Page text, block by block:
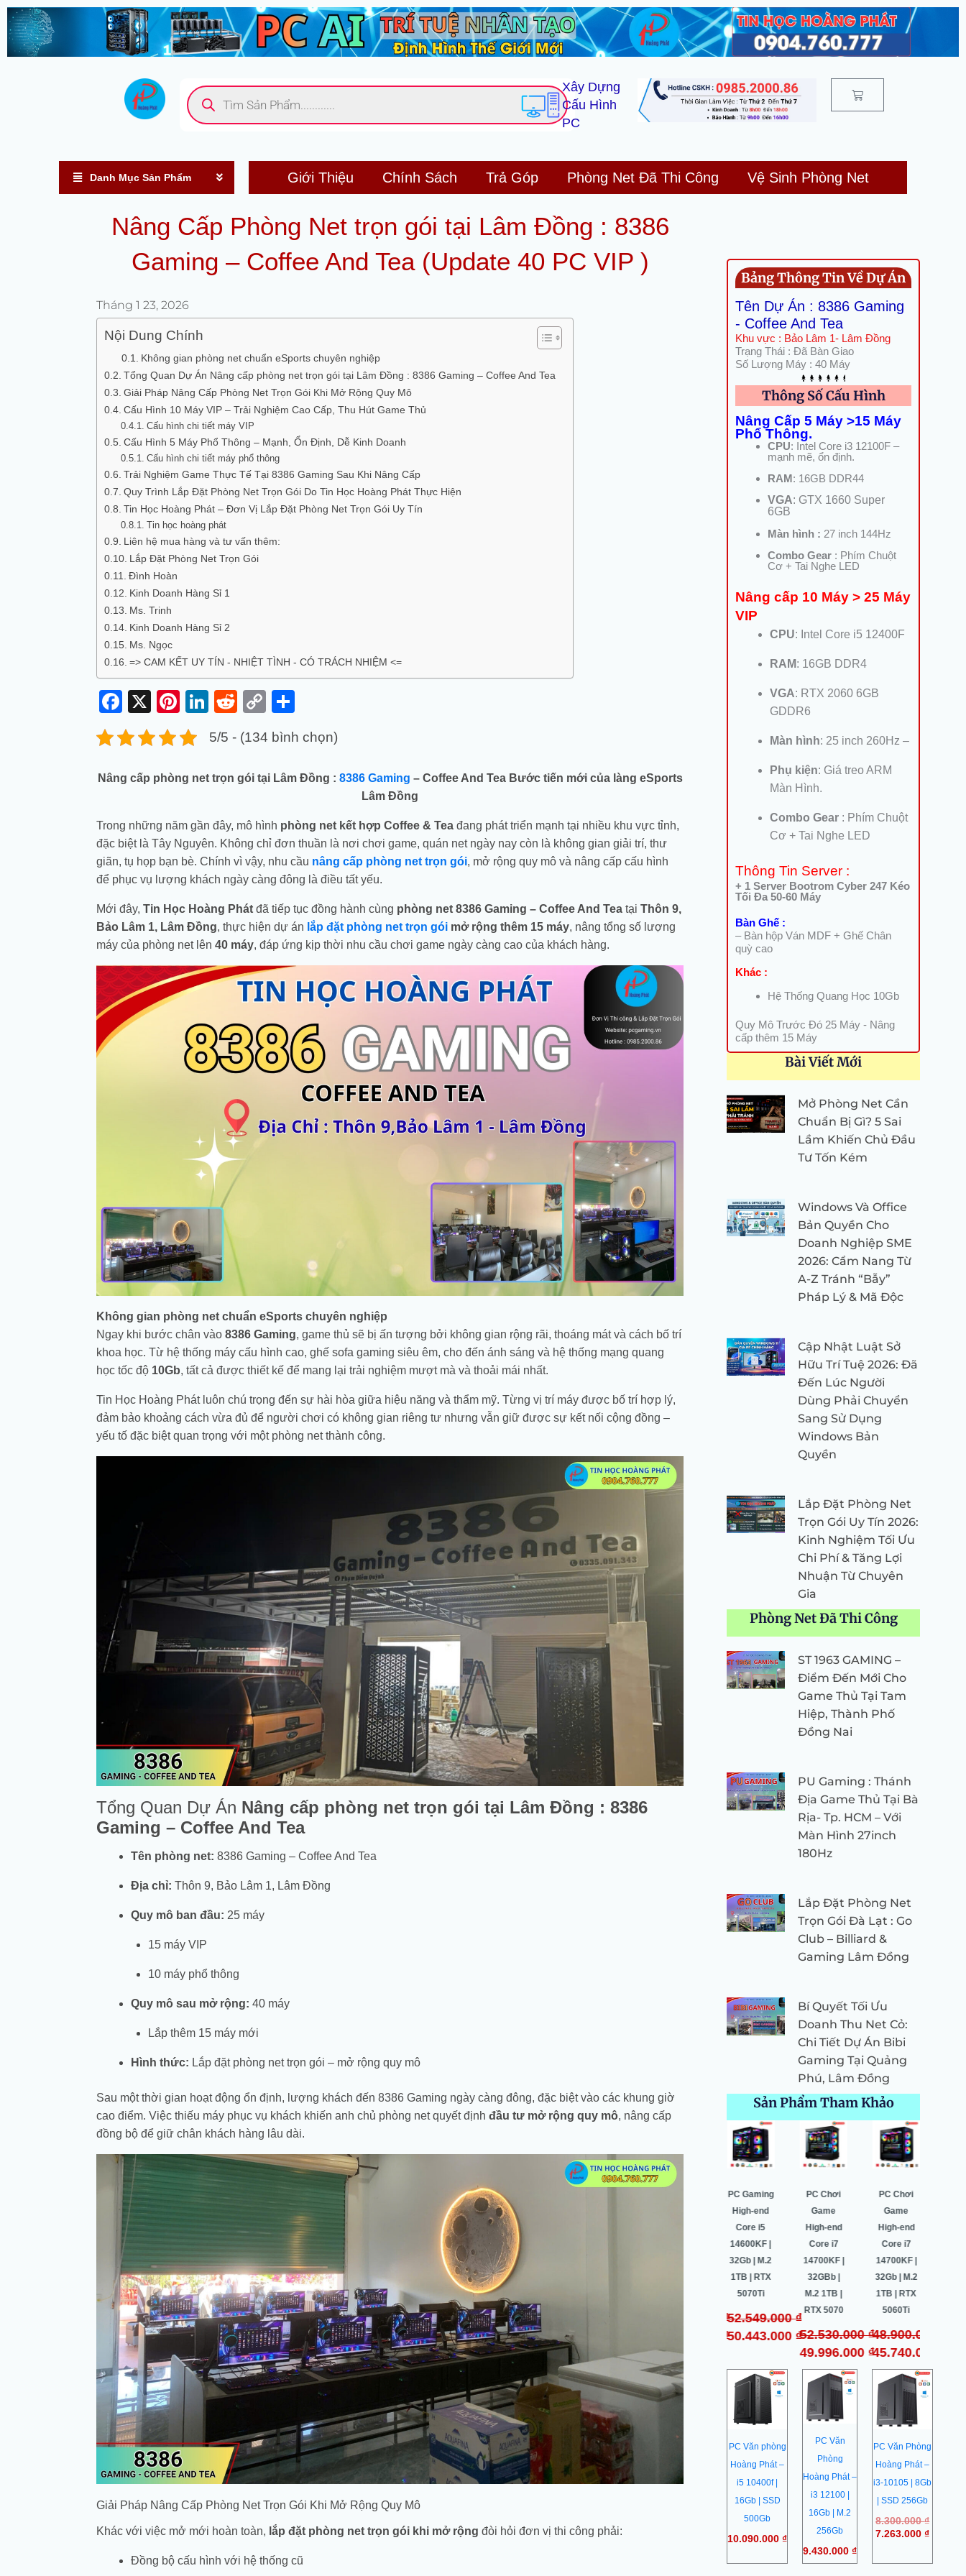
Nhảy
tới
Tìm
kiếm
sản
phẩm
Xây Dựng
Cấu Hình
PC
Cart
Danh Mục Sản Phẩm Giới Thiệu Chính Sách Trả Góp Phòng Net Đã Thi Công Vệ Sinh Phòng Net
Nâng Cấp Phòng Net trọn gói tại Lâm Đồng : 8386
Gaming – Coffee And Tea (Update 40 PC VIP )
Tháng 1 23, 2026
Nội Dung Chính
Không gian phòng net chuẩn eSports chuyên nghiệp
Tổng Quan Dự Án Nâng cấp phòng net trọn gói tại Lâm Đồng : 8386 Gaming – Coffee And Tea
Giải Pháp Nâng Cấp Phòng Net Trọn Gói Khi Mở Rộng Quy Mô
Cấu Hình 10 Máy VIP – Trải Nghiệm Cao Cấp, Thu Hút Game Thủ
Cấu hình chi tiết máy VIP
Cấu Hình 5 Máy Phổ Thông – Mạnh, Ổn Định, Dễ Kinh Doanh
Cấu hình chi tiết máy phổ thông
Trải Nghiệm Game Thực Tế Tại 8386 Gaming Sau Khi Nâng Cấp
Quy Trình Lắp Đặt Phòng Net Trọn Gói Do Tin Học Hoàng Phát Thực Hiện
Tin Học Hoàng Phát – Đơn Vị Lắp Đặt Phòng Net Trọn Gói Uy Tín
Tin học hoàng phát
Liên hệ mua hàng và tư vấn thêm:
Lắp Đặt Phòng Net Trọn Gói
Đình Hoàn
Kinh Doanh Hàng Sỉ 1
Ms. Trinh
Kinh Doanh Hàng Sỉ 2
Ms. Ngọc
=> CAM KẾT UY TÍN - NHIỆT TÌNH - CÓ TRÁCH NHIỆM <=
Facebook
X Pinterest
LinkedIn
RedditCopy
Link
5/5 - (134 bình chọn)
Nâng cấp phòng net trọn gói tại Lâm Đồng : 8386 Gaming – Coffee And Tea Bước tiến mới của làng eSports
Lâm Đồng
Trong những năm gần đây, mô hình phòng net kết hợp Coffee & Tea đang phát triển mạnh tại nhiều khu vực tỉnh,
đặc biệt là Tây Nguyên. Không chỉ đơn thuần là nơi chơi game, quán net ngày nay còn là không gian giải trí, thư
giãn, tụ họp bạn bè. Chính vì vậy, nhu cầu nâng cấp phòng net trọn gói, mở rộng quy mô và nâng cấp cấu hình
để phục vụ lượng khách ngày càng đông là điều tất yếu.
Mới đây,Tin Học Hoàng Phát đã tiếp tục đồng hành cùng phòng net 8386 Gaming – Coffee And Tea tạiThôn 9,
Bảo Lâm 1, Lâm Đồng, thực hiện dự án lắp đặt phòng net trọn gói mở rộng thêm 15 máy, nâng tổng số lượng
máy của phòng net lên40 máy, đáp ứng kịp thời nhu cầu chơi game ngày càng cao của khách hàng.
Không gian phòng net chuẩn eSports chuyên nghiệp
Ngay khi bước chân vào8386 Gaming, game thủ sẽ bị ấn tượng bởi không gian rộng rãi, thoáng mát và cách bố trí
khoa học. Từ hệ thống máy cấu hình cao, ghế sofa gaming siêu êm, cho đến ánh sáng và hệ thống mạng quang
học tốc độ 10Gb, tất cả được thiết kế để mang lại trải nghiệm mượt mà và thoải mái nhất.
Tin Học Hoàng Phát luôn chú trọng đến sự hài hòa giữa hiệu năng và thẩm mỹ. Từng vị trí máy được bố trí hợp lý,
đảm bảo khoảng cách vừa đủ để người chơi có không gian riêng tư nhưng vẫn giữ được sự kết nối cộng đồng –
yếu tố đặc biệt quan trọng với một phòng net thành công.
Tổng Quan Dự Án Nâng cấp phòng net trọn gói tại Lâm Đồng : 8386
Gaming – Coffee And Tea
Tên phòng net: 8386 Gaming – Coffee And Tea
Địa chỉ: Thôn 9, Bảo Lâm 1, Lâm Đồng
Quy mô ban đầu: 25 máy
15 máy VIP
10 máy phổ thông
Quy mô sau mở rộng: 40 máy
Lắp thêm 15 máy mới
Hình thức: Lắp đặt phòng net trọn gói – mở rộng quy mô
Sau một thời gian hoạt động ổn định, lượng khách đến 8386 Gaming ngày càng đông, đặc biệt vào các khung giờ
cao điểm. Việc thiếu máy phục vụ khách khiến anh chủ phòng net quyết địnhđầu tư mở rộng quy mô, nâng cấp
đồng bộ để giữ chân khách hàng lâu dài.
Giải Pháp Nâng Cấp Phòng Net Trọn Gói Khi Mở Rộng Quy Mô
Khác với việc mở mới hoàn toàn, lắp đặt phòng net trọn gói khi mở rộng đòi hỏi đơn vị thi công phải:
Đồng bộ cấu hình với hệ thống cũ
Bảng Thông Tin Về Dự Án
Tên Dự Án : 8386 Gaming
- Coffee And Tea
Khu vực : Bảo Lâm 1- Lâm Đồng
Trạng Thái : Đã Bàn Giao
Số Lượng Máy : 40 Máy
Thông Số Cấu Hình
Nâng Cấp 5 Máy >15 Máy
Phổ Thông.
CPU: Intel Core i3 12100F –
mạnh mẽ, ổn định.
RAM: 16GB DDR44
VGA: GTX 1660 Super
6GB
Màn hình :27 inch 144Hz
Combo Gear : Phím Chuột
Cơ + Tai Nghe LED
Nâng cấp 10 Máy > 25 Máy
VIP
CPU: Intel Core i5 12400F
RAM: 16GB DDR4
VGA: RTX 2060 6GB
GDDR6
Màn hình: 25 inch 260Hz –
Phụ kiện: Giá treo ARM
Màn Hình.
Combo Gear : Phím Chuột
Cơ + Tai Nghe LED
Thông Tin Server :
+ 1 Server Bootrom Cyber 247 Kéo
Tối Đa 50-60 Máy
Bàn Ghế :
– Bàn hộp Ván MDF + Ghế Chân
quỳ cao
Khác :
Hệ Thống Quang Học 10Gb
Quy Mô Trước Đó 25 Máy - Nâng
cấp thêm 15 Máy
Bài Viết Mới
Mở Phòng Net Cần
Chuẩn Bị Gì? 5 Sai
Lầm Khiến Chủ Đầu
Tư Tốn Kém
Windows Và Office
Bản Quyền Cho
Doanh Nghiệp SME
2026: Cẩm Nang Từ
A-Z Tránh “Bẫy”
Pháp Lý & Mã Độc
Cập Nhật Luật Sở
Hữu Trí Tuệ 2026: Đã
Đến Lúc Người
Dùng Phải Chuyển
Sang Sử Dụng
Windows Bản
Quyền
Lắp Đặt Phòng Net
Trọn Gói Uy Tín 2026:
Kinh Nghiệm Tối Ưu
Chi Phí & Tăng Lợi
Nhuận Từ Chuyên
Gia
Phòng Net Đã Thi Công
ST 1963 GAMING –
Điểm Đến Mới Cho
Game Thủ Tại Tam
Hiệp, Thành Phố
Đồng Nai
PU Gaming : Thánh
Địa Game Thủ Tại Bà
Rịa- Tp. HCM – Với
Màn Hình 27inch
180Hz
Lắp Đặt Phòng Net
Trọn Gói Đà Lạt : Go
Club – Billiard &
Gaming Lâm Đồng
Bí Quyết Tối Ưu
Doanh Thu Net Cỏ:
Chi Tiết Dự Án Bibi
Gaming Tại Quảng
Phú, Lâm Đồng
Sản Phẩm Tham Khảo
PC Gaming
High-end
Core i5
14600KF |
16Gb | M.2
1TB | RTX
4060 8Gb
33.150.000₫
31.133.000₫
31.133.000 ₫.
High-end i5
14400F |
16Gb | M.2
512Gb |
RTX 3060
24.050.000
24.050.000 ₫.
22.357.000 ₫
là:
64.500.000 ₫.
₫
60.987.000 ₫.
PC Gaming
High-end
Core i5
14600KF |
32Gb | M.2
1TB | RTX
5070Ti
52.549.000₫
Giá
gốc
là:
50.443.000 ₫
Giá
hiện
tại
50.443.000 ₫.
PC Chơi
Game
High-end
Core i7
14700KF |
32GBb |
M.2 1TB |
RTX 5070
52.530.000₫
Giá
gốc
là:
49.996.000 ₫
Giá
hiện
tại
49.996.000 ₫.
PC Chơi
Game
High-end
Core i7
14700KF |
32Gb | M.2
1TB | RTX
5060Ti
48.900.000
Giá
gốc
là:
45.740.000
Giá
hiện
tại
45.740.000 ₫.
PC Văn phòng
Hoàng Phát –
i5 10400f |
16Gb | SSD
500Gb
10.090.000₫
PC Văn
Phòng
Hoàng Phát –
i3 12100 |
16Gb | M.2
256Gb
9.430.000₫
PC Văn Phòng
Hoàng Phát –
i3-10105 | 8Gb
| SSD 256Gb
8.300.000₫
Giá
gốc
7.263.000₫
Giá
hiện